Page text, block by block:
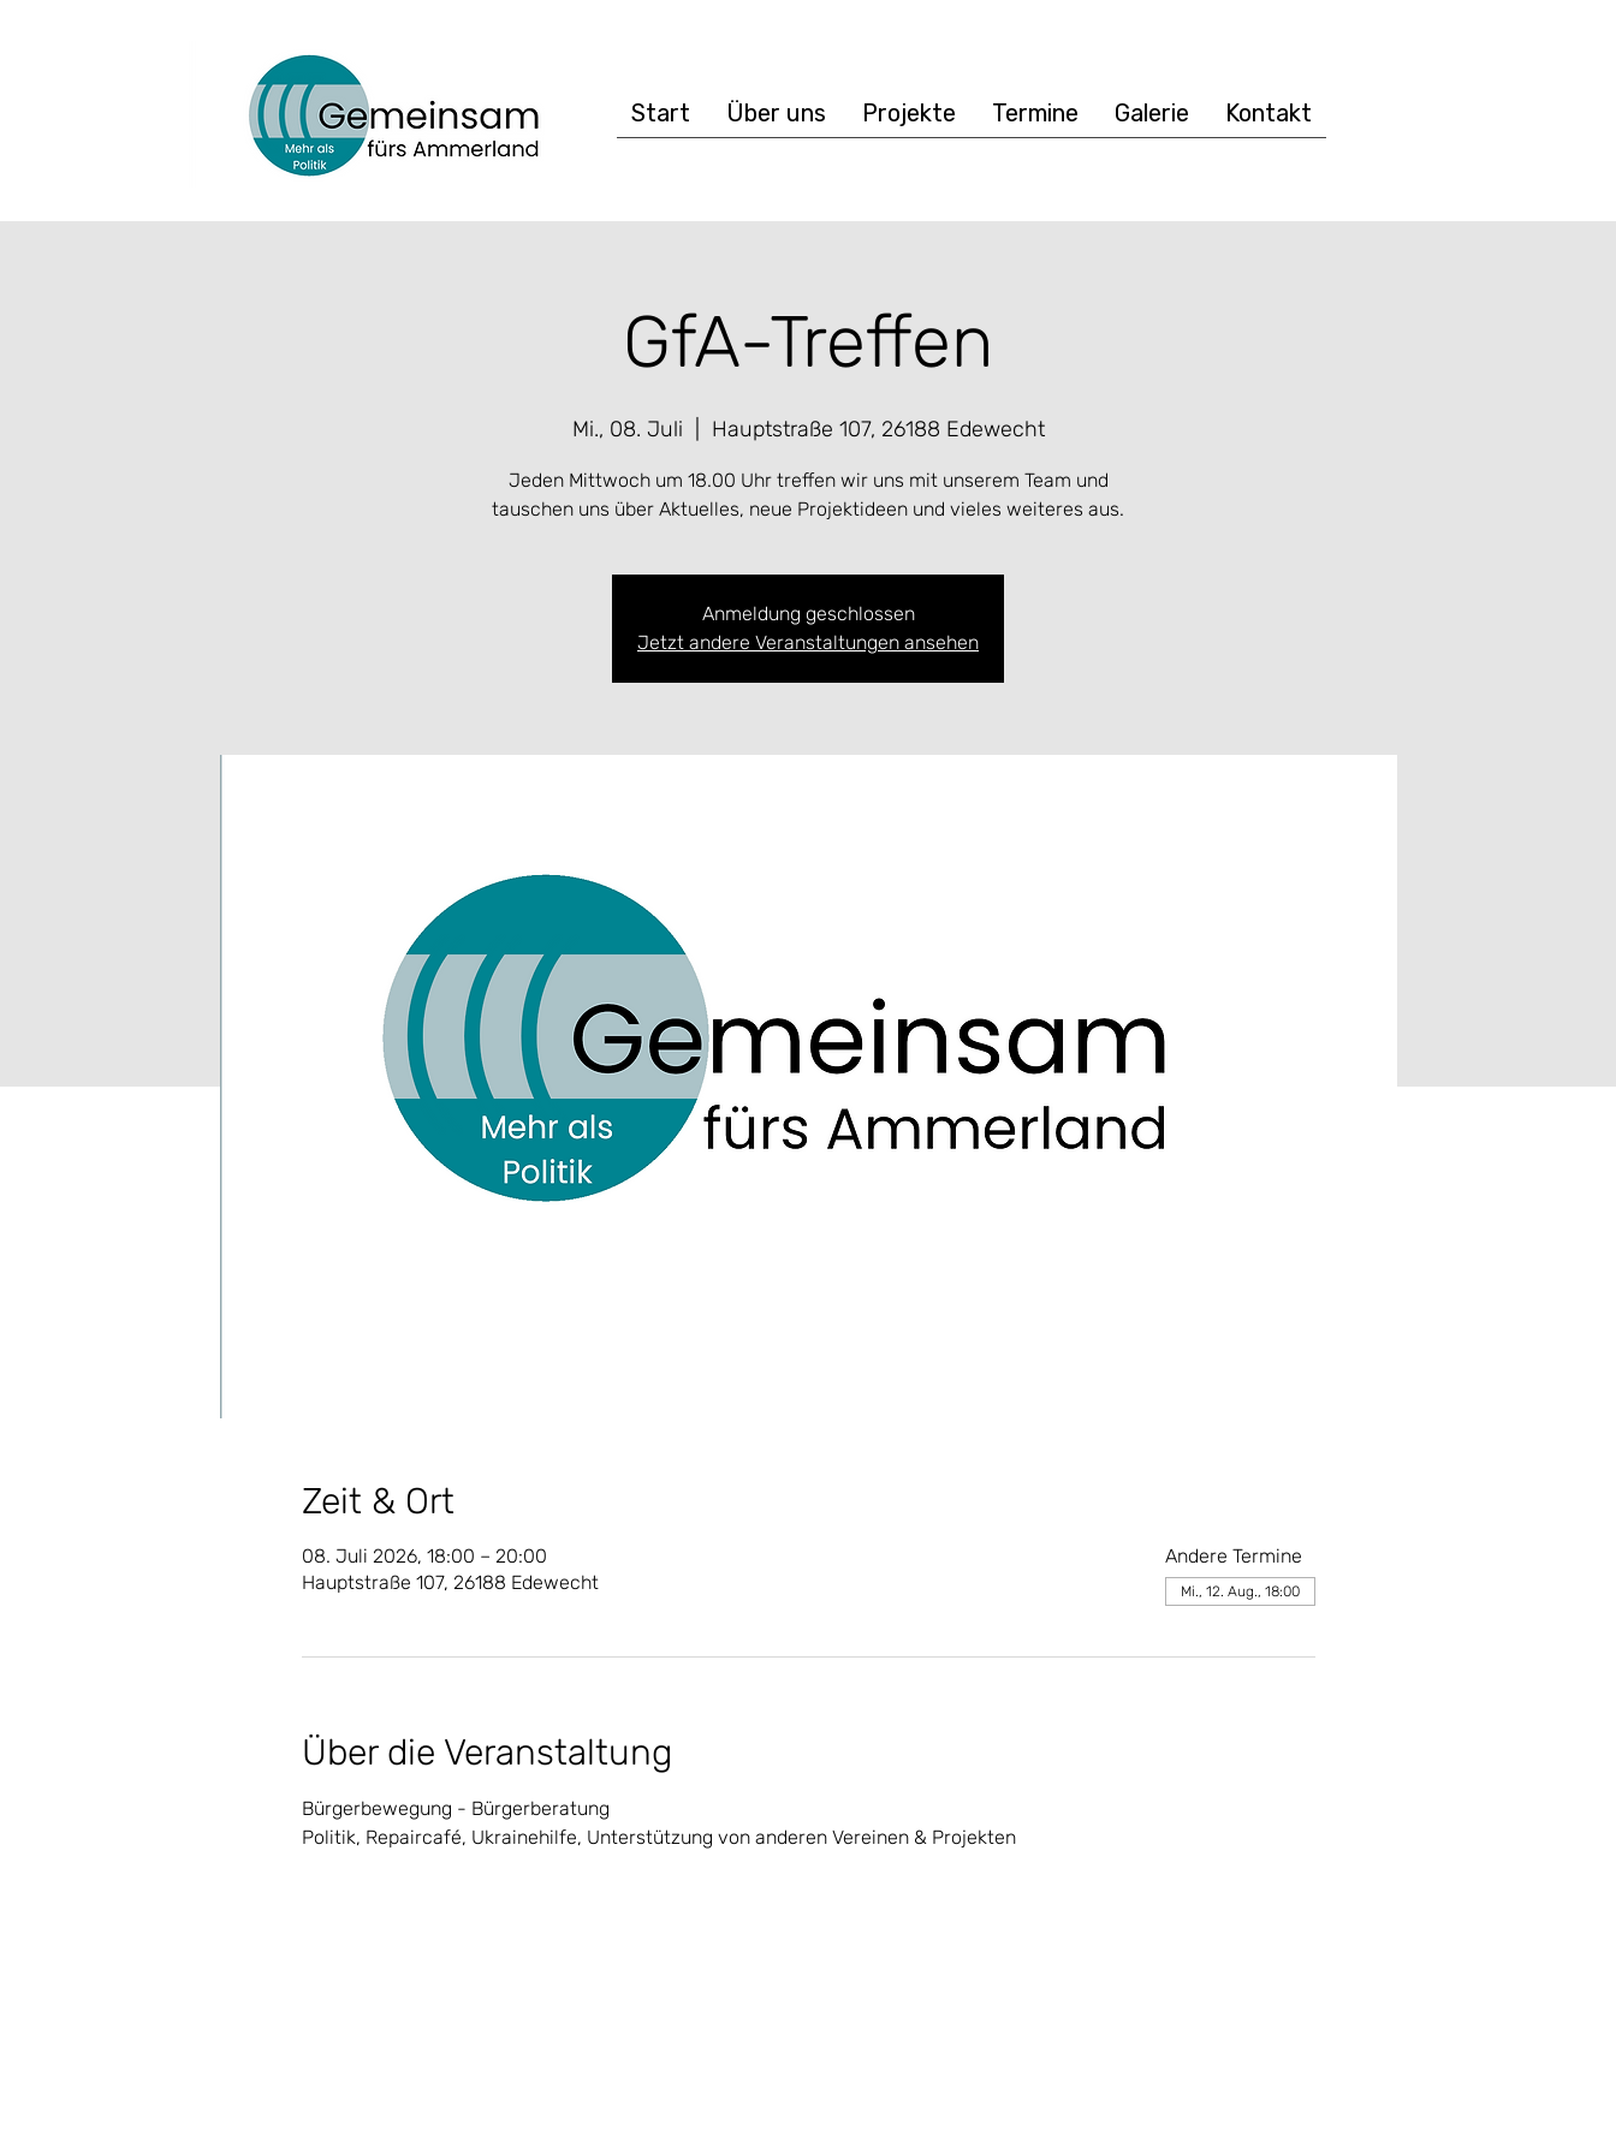
Start Über uns Projekte Termine Galerie Kontakt
GfA-Treffen
Mi., 08. Juli Hauptstraße 107, 26188 Edewecht
Jeden Mittwoch um 18.00 Uhr treffen wir uns mit unserem Team und
tauschen uns über Aktuelles, neue Projektideen und vieles weiteres aus.
Anmeldung geschlossen
Jetzt andere Veranstaltungen ansehen
Zeit & Ort
08. Juli 2026, 18:00 – 20:00
Hauptstraße 107, 26188 Edewecht
Andere Termine
Mi., 12. Aug., 18:00
Über die Veranstaltung
Bürgerbewegung - Bürgerberatung
Politik, Repaircafé, Ukrainehilfe, Unterstützung von anderen Vereinen & Projekten